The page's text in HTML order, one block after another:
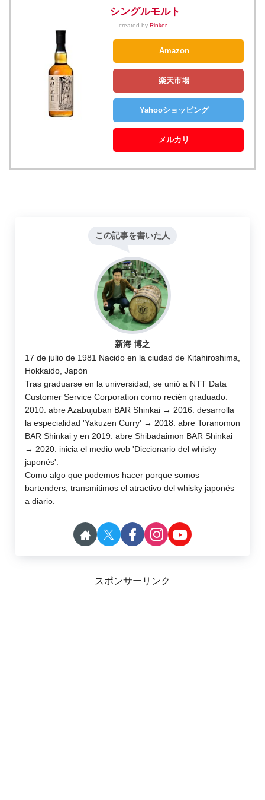
シングルモルト
created by Rinker
Amazon
楽天市場
Yahooショッピング
メルカリ
この記事を書いた人
新海 博之
17 de julio de 1981 Nacido en la ciudad de Kitahiroshima,
Hokkaido, Japón
Tras graduarse en la universidad, se unió a NTT Data
Customer Service Corporation como recién graduado.
2010: abre Azabujuban BAR Shinkai → 2016: desarrolla
la especialidad 'Yakuzen Curry' → 2018: abre Toranomon
BAR Shinkai y en 2019: abre Shibadaimon BAR Shinkai
→ 2020: inicia el medio web 'Diccionario del whisky
japonés'.
Como algo que podemos hacer porque somos
bartenders, transmitimos el atractivo del whisky japonés
a diario.
スポンサーリンク